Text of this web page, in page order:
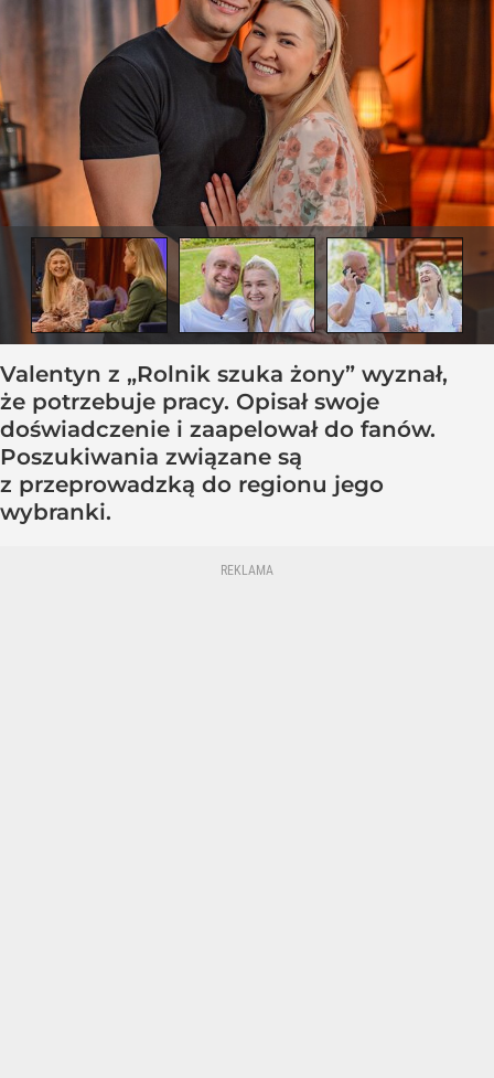
Valentyn z „Rolnik szuka żony” wyznał,
że potrzebuje pracy. Opisał swoje
doświadczenie i zaapelował do fanów.
Poszukiwania związane są
z przeprowadzką do regionu jego
wybranki.